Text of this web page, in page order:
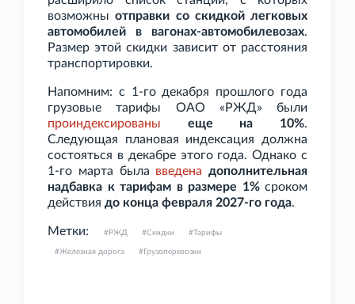
возможныотправки со скидкой легковых
автомобилей в вагонах-автомобилевозах.
Размер этой скидки зависит от расстояния
транспортировки.
Напомним: с 1-го декабря прошлого года
грузовые тарифы ОАО
«РЖД» были
проиндексированы
еще на 10%.
Следующая плановая индексация должна
состояться в декабре этого года. Однако с
1-го марта была введена дополнительная
надбавка к тарифам в размере 1%сроком
действия до конца февраля 2027-го года.
Метки: РЖД Скидки Тарифы
Железная дорога Грузоперевозки